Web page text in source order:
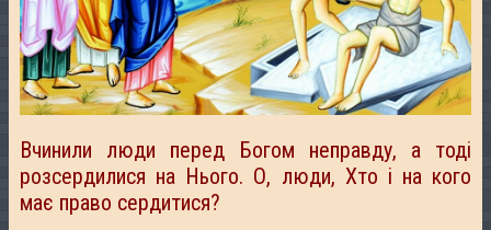
Вчинили люди перед Богом неправду, а тоді
розсердилися на Нього. О, люди, Хто і на кого
має право сердитися?